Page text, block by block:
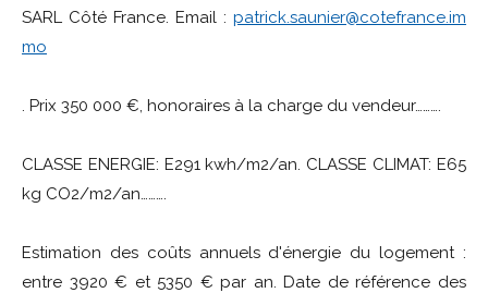
SARL Côté France. Email : patrick.saunier@cotefrance.im
mo
. Prix 350 000 €, honoraires à la charge du vendeur……….
CLASSE ENERGIE: E291 kwh/m2/an. CLASSE CLIMAT: E65
kg CO2/m2/an……….
Estimation des coûts annuels d'énergie du logement :
entre 3920 € et 5350 € par an. Date de référence des